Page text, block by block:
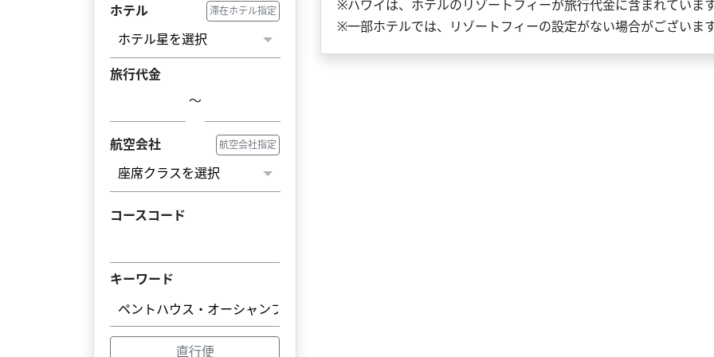
ホテル 滞在ホテル指定
旅行代金
～
航空会社 航空会社指定
コースコード
キーワード
直行便
※ハワイは、ホテルのリゾートフィーが旅行代金に含まれています
※一部ホテルでは、リゾートフィーの設定がない場合がございます